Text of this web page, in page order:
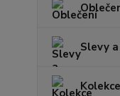
Slevy
Kolekce